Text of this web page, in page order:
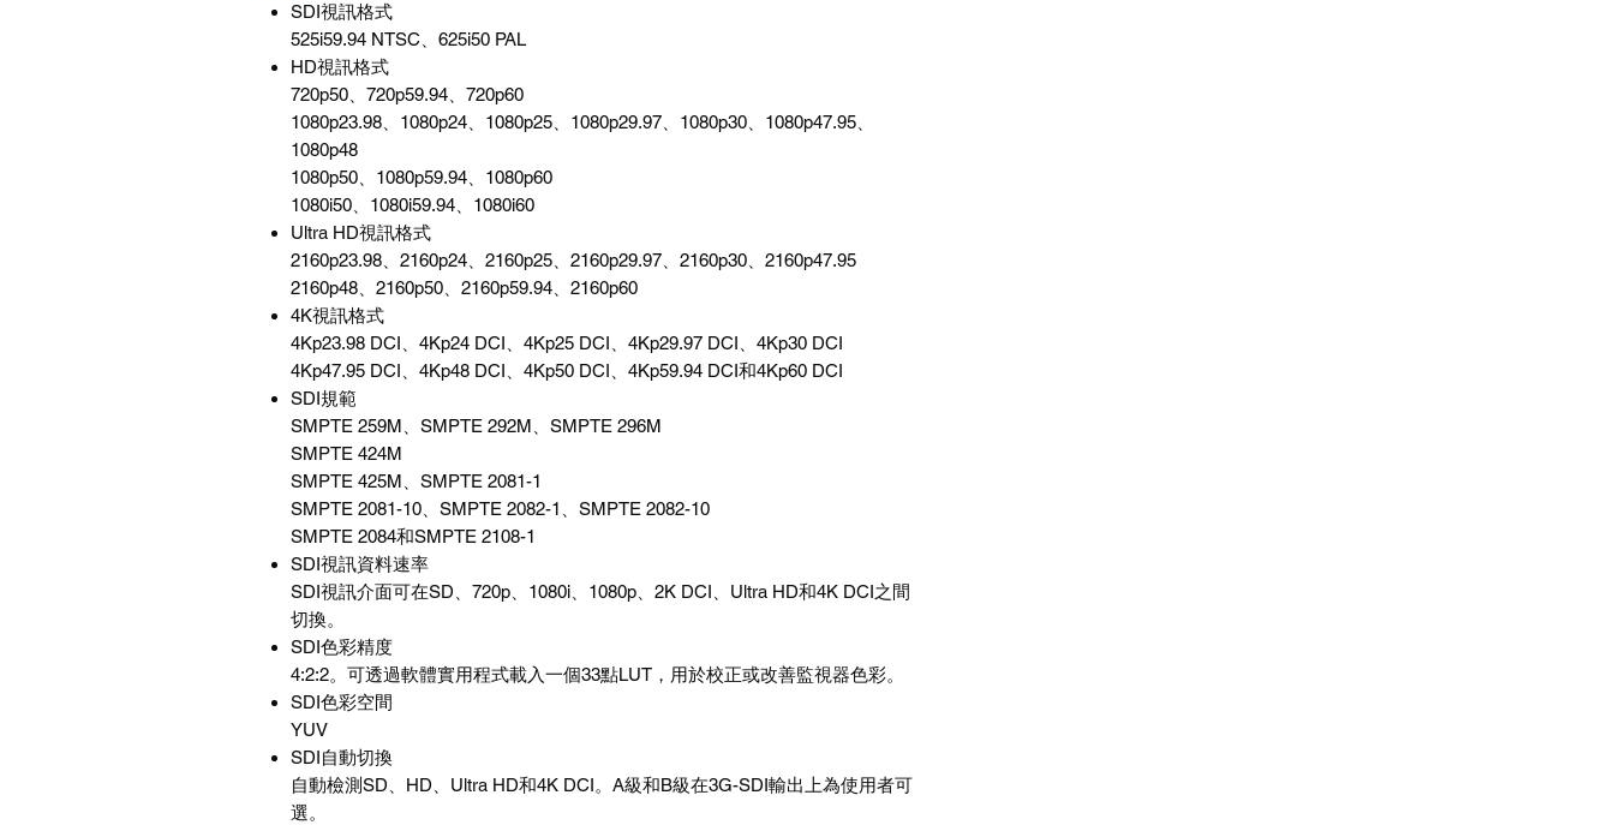
SDI視訊格式
525i59.94 NTSC、625i50 PAL
HD視訊格式
720p50、720p59.94、720p60
1080p23.98、1080p24、1080p25、1080p29.97、1080p30、1080p47.95、
1080p48
1080p50、1080p59.94、1080p60
1080i50、1080i59.94、1080i60
Ultra HD視訊格式
2160p23.98、2160p24、2160p25、2160p29.97、2160p30、2160p47.95
2160p48、2160p50、2160p59.94、2160p60
4K視訊格式
4Kp23.98 DCI、4Kp24 DCI、4Kp25 DCI、4Kp29.97 DCI、4Kp30 DCI
4Kp47.95 DCI、4Kp48 DCI、4Kp50 DCI、4Kp59.94 DCI和4Kp60 DCI
SDI規範
SMPTE 259M、SMPTE 292M、SMPTE 296M
SMPTE 424M
SMPTE 425M、SMPTE 2081-1
SMPTE 2081-10、SMPTE 2082-1、SMPTE 2082-10
SMPTE 2084和SMPTE 2108-1
SDI視訊資料速率
SDI視訊介面可在SD、720p、1080i、1080p、2K DCI、Ultra HD和4K DCI之間
切換。
SDI色彩精度
4:2:2。可透過軟體實用程式載入一個33點LUT，用於校正或改善監視器色彩。
SDI色彩空間
YUV
SDI自動切換
自動檢測SD、HD、Ultra HD和4K DCI。A級和B級在3G-SDI輸出上為使用者可
選。